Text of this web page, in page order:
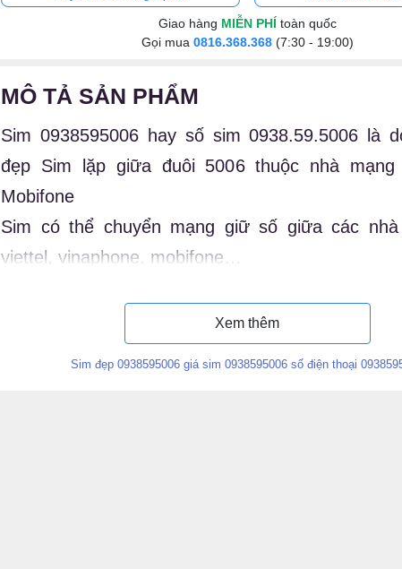
Giao hàng MIỄN PHÍ toàn quốc
Gọi mua 0816.368.368 (7:30 - 19:00)
MÔ TẢ SẢN PHẨM
Sim 0938595006 hay số sim 0938.59.5006 là
đẹp Sim lặp giữa đuôi 5006 thuộc nhà mạng
Mobifone
Sim có thể chuyển mạng giữ số giữa các
viettel, vinaphone, mobifone…
Xem thêm
Sim đẹp 0938595006 giá sim 0938595006 số điện thoại